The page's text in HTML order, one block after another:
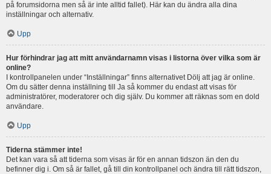
på forumsidorna men så är inte alltid fallet). Här kan du ändra alla dina
inställningar och alternativ.
Upp
Hur förhindrar jag att mitt användarnamn visas i listorna över vilka som är
online?
I kontrollpanelen under “Inställningar” finns alternativet Dölj att jag är online.
Om du sätter denna inställning till Ja så kommer du endast att visas för
administratörer, moderatorer och dig själv. Du kommer att räknas som en dold
användare.
Upp
Tiderna stämmer inte!
Det kan vara så att tiderna som visas är för en annan tidszon än den du
befinner dig i. Om så är fallet, gå till din kontrollpanel och ändra till rätt tidszon,